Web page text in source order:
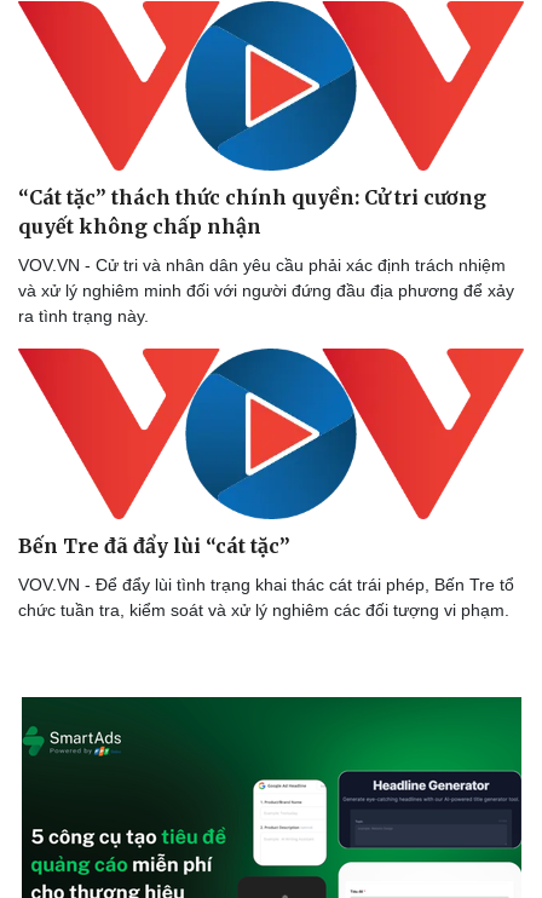
Sức khỏe
Cây thuốc
Sản phụ khoa
Nhi khoa
Nam khoa
Làm đẹp - giảm cân
Phòng mạch online
Ăn sạch sống khỏe
Blog
Tình yêu - Gia đình
“Cát tặc” thách thức chính quyền: Cử tri cương
quyết không chấp nhận
VOV.VN - Cử tri và nhân dân yêu cầu phải xác định trách nhiệm
và xử lý nghiêm minh đối với người đứng đầu địa phương để xảy
ra tình trạng này.
Bến Tre đã đẩy lùi “cát tặc”
VOV.VN - Để đẩy lùi tình trạng khai thác cát trái phép, Bến Tre tổ
chức tuần tra, kiểm soát và xử lý nghiêm các đối tượng vi phạm.